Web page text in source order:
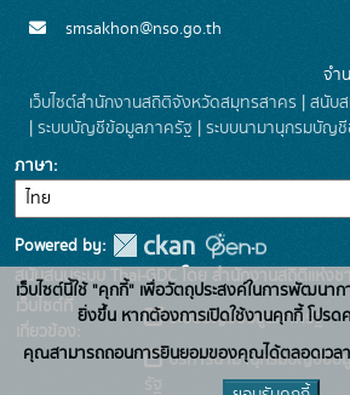
smsakhon@nso.go.th
จำ
เว็บไซต์สำนักงานสถิติจังหวัดสมุทรสาคร | สนับ
| ระบบบัญชีข้อมูลภาครัฐ | ระบบนามานุกรมบัญ
ภาษา
Powered by:
สนับสนุนระบบ Thai-GDC โดย สำนักงานสถิติแห่งช
เว็บไซต์ที่
เกี่ยวข้อง:
ระบบบัญชีข้อมูลภาครัฐ
บริการนามานุกรมบัญชีข้อ
เว็บไซต์นี้ใช้ "คุกกี้" เพื่อวัตถุประสงค์ในการพัฒนาก
ยิ่งขึ้น หากต้องการเปิดใช้งานคุกกี้ โปร
คุณสามารถถอนการยินยอมของคุณได้ตลอดเวล